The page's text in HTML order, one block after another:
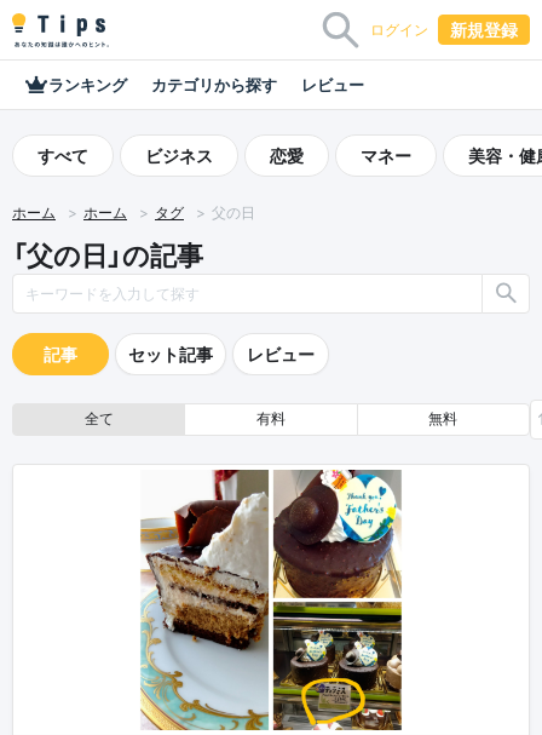
ログイン 新規登録
ランキング カテゴリから探す レビュー
すべて ビジネス 恋愛 マネー 美容・健
ホーム ホーム タグ 父の日
「父の日」の記事
記事 セット記事 レビュー
全て 有料 無料